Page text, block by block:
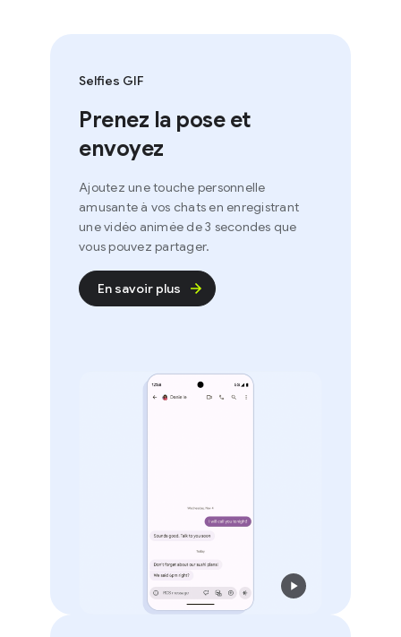
Selfies GIF
Prenez la pose et
envoyez
Ajoutez une touche personnelle
amusante à vos chats en enregistrant
une vidéo animée de 3 secondes que
vous pouvez partager.
En savoir plus